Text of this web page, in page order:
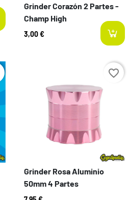
Grinder Corazón 2 Partes -
Champ High
3,00 €
Grinder Rosa Aluminio
50mm 4 Partes
favorite_border